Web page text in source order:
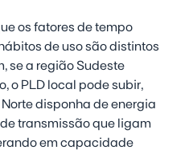
os fatores de tempo
de uso são distintos
se a região Sudeste
o PLD local pode subir,
disponha de energia
transmissão que ligam
em capacidade